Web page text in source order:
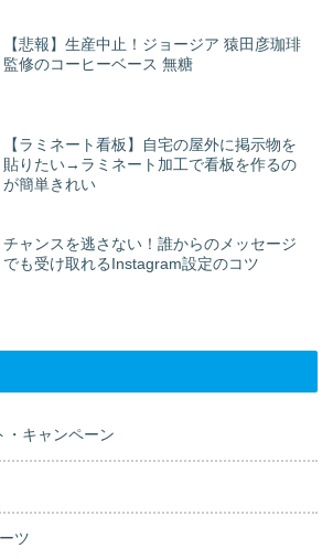
【悲報】生産中止！ジョージア 猿田彦珈琲
監修のコーヒーベース 無糖
【ラミネート看板】自宅の屋外に掲示物を
貼りたい→ラミネート加工で看板を作るの
が簡単きれい
チャンスを逃さない！誰からのメッセージ
でも受け取れるInstagram設定のコツ
・キャンペーン
ツ